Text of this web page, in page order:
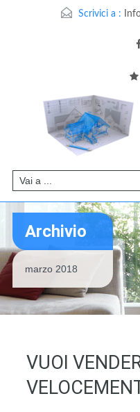
Scrivici a :
Archivio
marzo 2018
VUOI